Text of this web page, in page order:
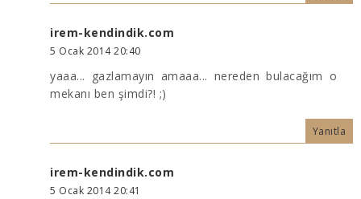
irem-kendindik.com
5 Ocak 2014 20:40
yaaa... gazlamayın amaaa... nereden bulacağım o
mekanı ben şimdi?! ;)
Yanıtla
irem-kendindik.com
5 Ocak 2014 20:41